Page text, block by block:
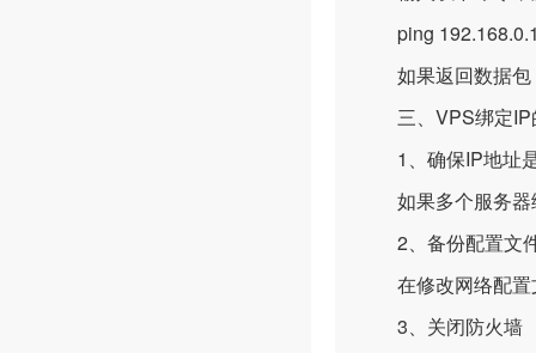
ping
如果返回数据包
三、VPS绑定IP
1、确保IP地址
如果多个服务器
2、备份配置文
在修改网络配置
3、关闭防火墙